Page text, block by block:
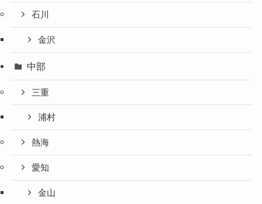
石川
金沢
中部
三重
浦村
熱海
愛知
金山